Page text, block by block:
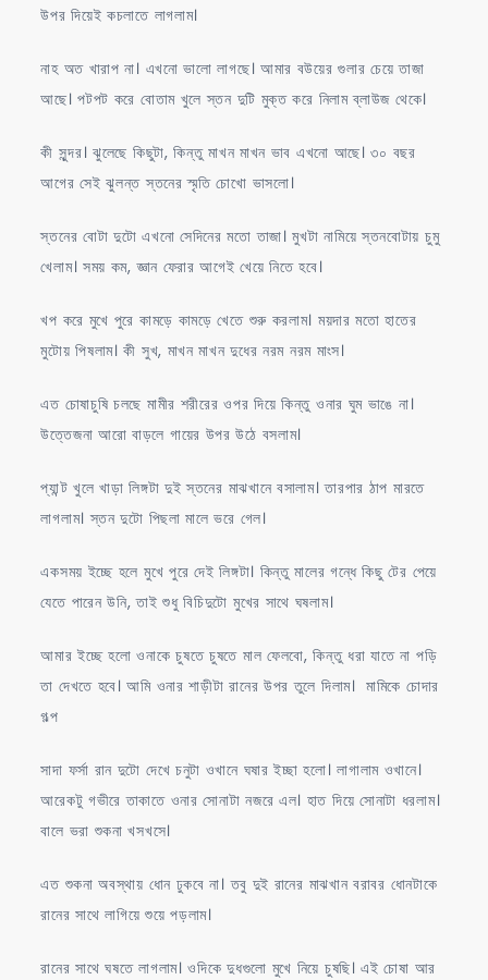
উপর দিয়েই কচলাতে লাগলাম।
নাহ অত খারাপ না। এখনো ভালো লাগছে। আমার বউয়ের গুলার চেয়ে তাজা
আছে। পটপট করে বোতাম খুলে স্তন দুটি মুক্ত করে নিলাম ব্লাউজ থেকে।
কী সুন্দর। ঝুলেছে কিছুটা, কিন্তু মাখন মাখন ভাব এখনো আছে। ৩০ বছর
আগের সেই ঝুলন্ত স্তনের স্মৃতি চোখো ভাসলো।
স্তনের বোটা দুটো এখনো সেদিনের মতো তাজা। মুখটা নামিয়ে স্তনবোটায় চুমু
খেলাম। সময় কম, জ্ঞান ফেরার আগেই খেয়ে নিতে হবে।
খপ করে মুখে পুরে কামড়ে কামড়ে খেতে শুরু করলাম। ময়দার মতো হাতের
মুটোয় পিষলাম। কী সুখ, মাখন মাখন দুধের নরম নরম মাংস।
এত চোষাচুষি চলছে মামীর শরীরের ওপর দিয়ে কিন্তু ওনার ঘুম ভাঙে না।
উত্তেজনা আরো বাড়লে গায়ের উপর উঠে বসলাম।
প্যান্ট খুলে খাড়া লিঙ্গটা দুই স্তনের মাঝখানে বসালাম। তারপার ঠাপ মারতে
লাগলাম। স্তন দুটো পিছলা মালে ভরে গেল।
একসময় ইচ্ছে হলে মুখে পুরে দেই লিঙ্গটা। কিন্তু মালের গন্ধে কিছু টের পেয়ে
যেতে পারেন উনি, তাই শুধু বিচিদুটো মুখের সাথে ঘষলাম।
আমার ইচ্ছে হলো ওনাকে চুষতে চুষতে মাল ফেলবো, কিন্তু ধরা যাতে না পড়ি
তা দেখতে হবে। আমি ওনার শাড়ীটা রানের উপর তুলে দিলাম। মামিকে চোদার
গল্প
সাদা ফর্সা রান দুটো দেখে চনুটা ওখানে ঘষার ইচ্ছা হলো। লাগালাম ওখানে।
আরেকটু গভীরে তাকাতে ওনার সোনাটা নজরে এল। হাত দিয়ে সোনাটা ধরলাম।
বালে ভরা শুকনা খসখসে।
এত শুকনা অবস্থায় ধোন ঢুকবে না। তবু দুই রানের মাঝখান বরাবর ধোনটাকে
রানের সাথে লাগিয়ে শুয়ে পড়লাম।
রানের সাথে ঘষতে লাগলাম। ওদিকে দুধগুলো মুখে নিয়ে চুষছি। এই চোষা আর